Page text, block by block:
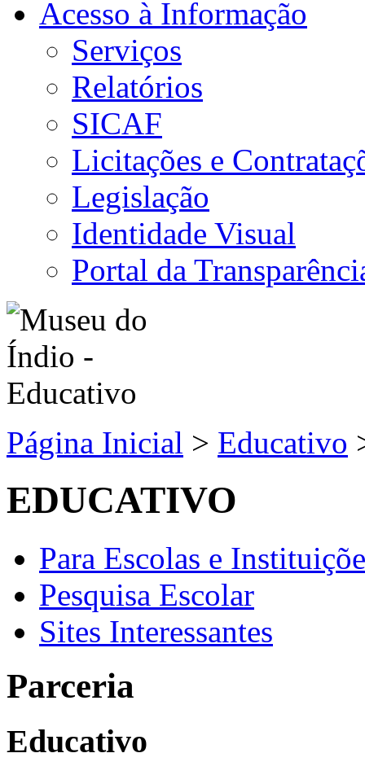
Acesso à Informação
Serviços
Relatórios
SICAF
Licitações e
Legislação
Identidade Visual
Portal da
Página Inicial > Educativo
EDUCATIVO
Para Escolas e
Pesquisa Escolar
Sites Interessantes
Parceria
Educativo